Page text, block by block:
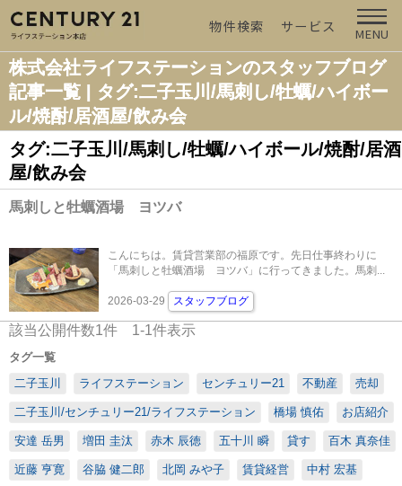
物件検索 サービス MENU
株式会社ライフステーションのスタッフブログ
記事一覧 | タグ:二子玉川/馬刺し/牡蠣/ハイボー
ル/焼酎/居酒屋/飲み会
タグ:二子玉川/馬刺し/牡蠣/ハイボール/焼酎/居酒
屋/飲み会
馬刺しと牡蠣酒場 ヨツバ
こんにちは。賃貸営業部の福原です。先日仕事終わりに
「馬刺しと牡蠣酒場 ヨツバ」に行ってきました。馬刺...
2026-03-29 スタッフブログ
該当公開件数1件 1-1件表示
タグ一覧
二子玉川
ライフステーション センチュリー21 不動産 売却
二子玉川/センチュリー21/ライフステーション 橋場 慎佑 お店紹介
安達 岳男 増田 圭汰 赤木 辰徳 五十川 瞬 貸す 百木 真奈佳
近藤 亨寛 谷脇 健二郎 北岡 みや子 賃貸経営 中村 宏基